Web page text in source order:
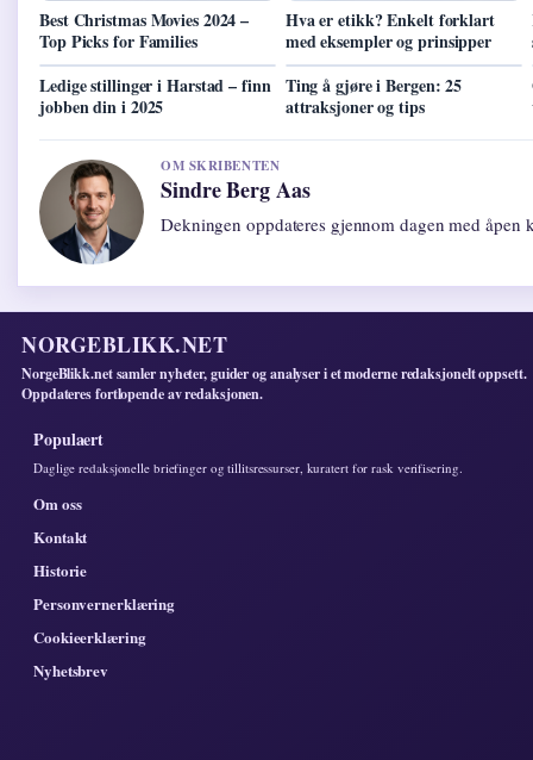
Best Christmas Movies 2024 –
Top Picks for Families
Hva er etikk? Enkelt forklart
med eksempler og prinsipper
Ledige stillinger i Harstad – finn
jobben din i 2025
Ting å gjøre i Bergen: 25
attraksjoner og tips
OM SKRIBENTEN
Sindre Berg Aas
Dekningen oppdateres gjennom dagen med åpen
NORGEBLIKK.NET
NorgeBlikk.net samler nyheter, guider og analyser i et moderne redaksjonelt oppsett.
Oppdateres fortlopende av redaksjonen.
Populaert
Daglige redaksjonelle briefinger og tillitsressurser, kuratert for rask verifisering.
Om oss
Kontakt
Historie
Personvernerklæring
Cookieerklæring
Nyhetsbrev